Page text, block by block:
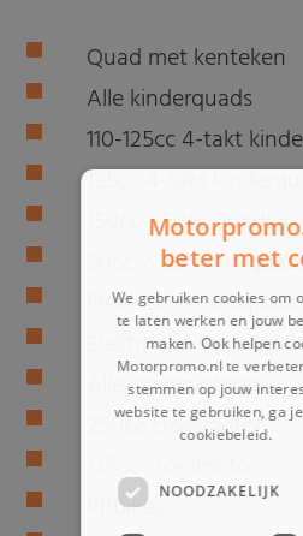
Quad met kenteken
Alle kinderquads
110-125cc 4-takt
125cc 4-takt
150cc-250cc quads
50cc 2-takt
Elektrische midiquads
Elektrische
Alle crossmotoren
250cc crossmotor
125cc crossmotor
Pitbikes
beter met
We gebruiken cookies om
te laten werken en jouw
maken. Ook helpen
Motorpromo.nl te
stemmen op jouw
website te gebruiken, ga
cookiebeleid.
NOODZAKELIJK